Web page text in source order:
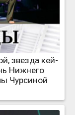
звезда кей-
Нижнего
Чурсиной